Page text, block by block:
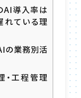
AI導入率は
ている理
の業務別活
・工程管理